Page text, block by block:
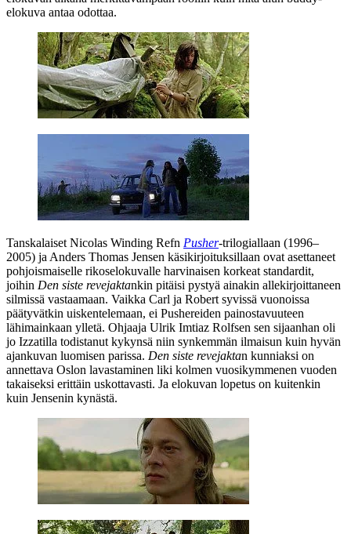
elokuva antaa odottaa.
Tanskalaiset Nicolas Winding Refn Pusher-trilogiallaan (1996–
2005) ja Anders Thomas Jensen käsikirjoituksillaan ovat asettaneet
pohjoismaiselle rikoselokuvalle harvinaisen korkeat standardit,
joihin Den siste revejaktankin pitäisi pystyä ainakin allekirjoittaneen
silmissä vastaamaan. Vaikka Carl ja Robert syvissä vuonoissa
päätyvätkin uiskentelemaan, ei Pushereiden painostavuuteen
lähimainkaan ylletä. Ohjaaja Ulrik Imtiaz Rolfsen sen sijaanhan oli
jo Izzatilla todistanut kykynsä niin synkemmän ilmaisun kuin hyvän
ajankuvan luomisen parissa. Den siste revejaktan kunniaksi on
annettava Oslon lavastaminen liki kolmen vuosikymmenen vuoden
takaiseksi erittäin uskottavasti. Ja elokuvan lopetus on kuitenkin
kuin Jensenin kynästä.